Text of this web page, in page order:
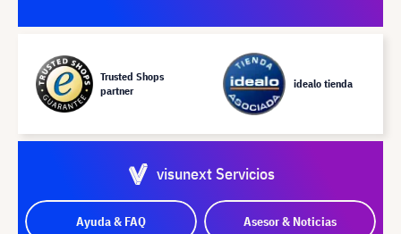
Trusted Shops
partner
idealo tienda
visunext Servicios
Ayuda & FAQ Asesor & Noticias